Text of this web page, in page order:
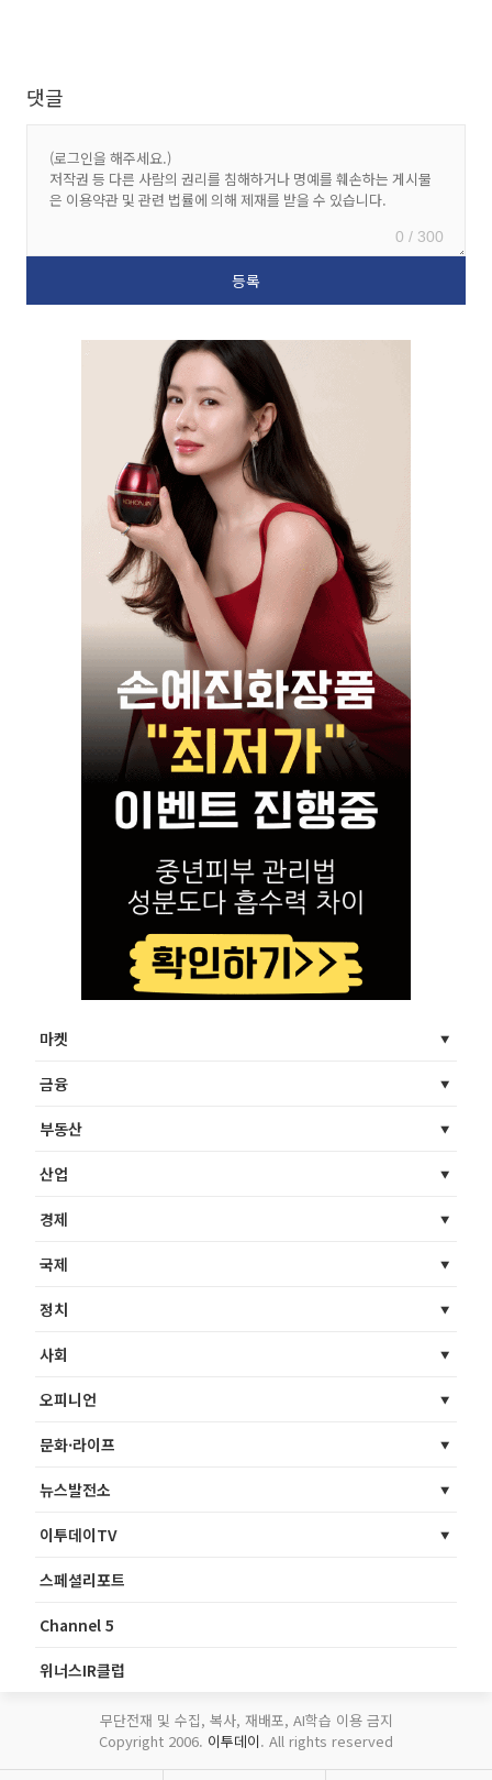
댓글
0 / 300
마켓
금융
부동산
산업
경제
국제
정치
사회
오피니언
문화·라이프
뉴스발전소
이투데이TV
스페셜리포트
Channel 5
위너스IR클럽
무단전재 및 수집, 복사, 재배포, AI학습 이용 금지
Copyright 2006. 이투데이. All rights reserved